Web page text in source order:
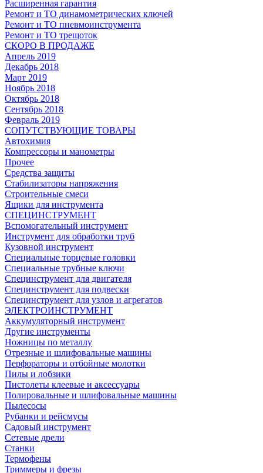
Расширенная гарантия
Ремонт и ТО динамометрических ключей
Ремонт и ТО пневмоинструмента
Ремонт и ТО трещоток
СКОРО В ПРОДАЖЕ
Апрель 2019
Декабрь 2018
Март 2019
Ноябрь 2018
Октябрь 2018
Сентябрь 2018
Февраль 2019
СОПУТСТВУЮЩИЕ ТОВАРЫ
Автохимия
Компрессоры и манометры
Прочее
Средства защиты
Стабилизаторы напряжения
Строительные смеси
Ящики для инструмента
СПЕЦИНСТРУМЕНТ
Вспомогательный инструмент
Инструмент для обработки труб
Кузовной инструмент
Специальные торцевые головки
Специальные трубные ключи
Специнструмент для двигателя
Специнструмент для подвески
Специнструмент для узлов и агрегатов
ЭЛЕКТРОИНСТРУМЕНТ
Аккумуляторный инструмент
Другие инструменты
Ножницы по металлу
Отрезные и шлифовальные машины
Перфораторы и отбойные молотки
Пилы и лобзики
Пистолеты клеевые и аксессуары
Полировальные и шлифовальные машины
Пылесосы
Рубанки и рейсмусы
Садовый инструмент
Сетевые дрели
Станки
Термофены
Триммеры и фрезы